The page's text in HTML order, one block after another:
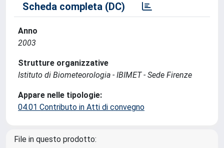
Scheda completa (DC)
Anno
2003
Strutture organizzative
Istituto di Biometeorologia - IBIMET - Sede Firenze
Appare nelle tipologie:
04.01 Contributo in Atti di convegno
File in questo prodotto: